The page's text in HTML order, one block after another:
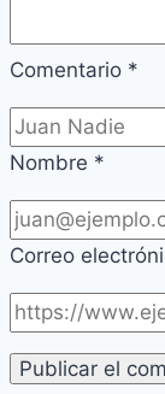
Comentario *
Nombre *
Correo